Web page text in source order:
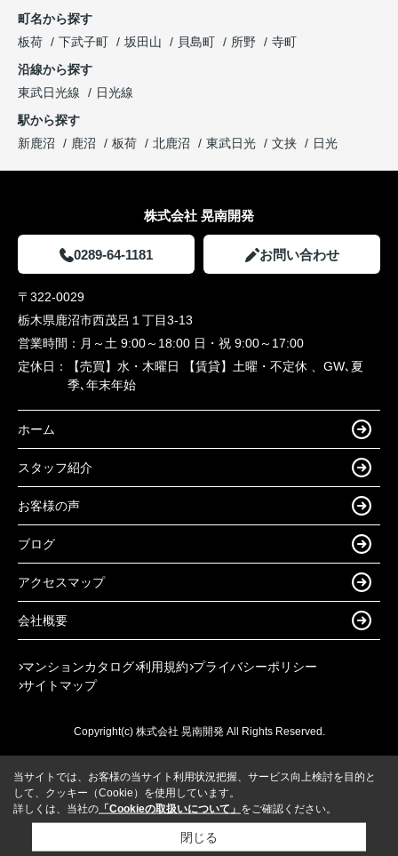
町名から探す
板荷
下武子町 坂田山 貝島町 所野
寺町
沿線から探す
東武日光線
日光線
駅から探す
新鹿沼
鹿沼 板荷 北鹿沼 東武日光 文挟 日光
株式会社 晃南開発
0289-64-1181 お問い合わせ
〒322-0029
栃木県鹿沼市西茂呂１丁目3-13
営業時間： 月～土 9:00～18:00 日・祝 9:00～17:00
定休日：
【売買】水・木曜日 【賃貸】土曜・不定休 、GW､夏
季､年末年始
ホーム
スタッフ紹介
お客様の声
ブログ
アクセスマップ
会社概要
マンションカタログ 利用規約 プライバシーポリシー
サイトマップ
Copyright(c) 株式会社 晃南開発 All Rights Reserved.
当サイトでは、お客様の当サイト利用状況把握、サービス向上検討を目的と
して、クッキー（Cookie）を使用しています。
詳しくは、当社の 「Cookieの取扱いについて」 をご確認ください。
閉じる